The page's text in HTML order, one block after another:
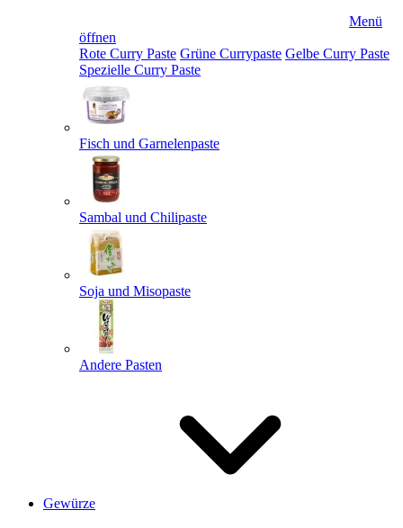
Menü
öffnen
Rote Curry Paste Grüne Currypaste Gelbe Curry Paste
Spezielle Curry Paste
Fisch und Garnelenpaste
Sambal und Chilipaste
Soja und Misopaste
Andere Pasten
Gewürze